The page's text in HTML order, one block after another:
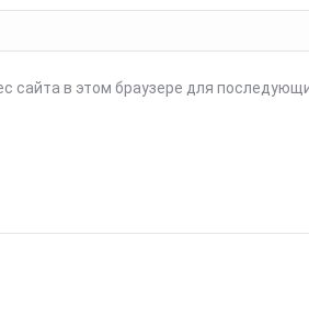
сайта в этом браузере для